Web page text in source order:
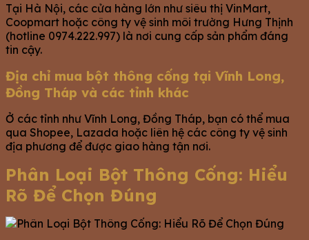
Tại Hà Nội, các cửa hàng lớn như siêu thị VinMart,
Coopmart hoặc công ty vệ sinh môi trường Hưng Thịnh
(hotline 0974.222.997) là nơi cung cấp sản phẩm đáng
tin cậy.
Địa chỉ mua bột thông cống tại Vĩnh Long,
Đồng Tháp và các tỉnh khác
Ở các tỉnh như Vĩnh Long, Đồng Tháp, bạn có thể mua
qua Shopee, Lazada hoặc liên hệ các công ty vệ sinh
địa phương để được giao hàng tận nơi.
Phân Loại Bột Thông Cống: Hiểu
Rõ Để Chọn Đúng